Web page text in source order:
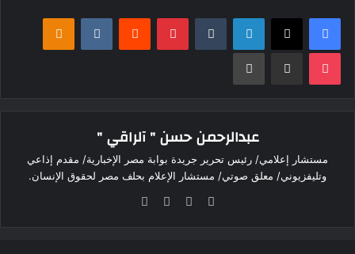
فيسبوك ‫X لينكدإن بينتيريست
‫Pocket مشاركة عبر البريد طباعة
عبدالرحمن حسن " آلراقي "
مستشار إعلامي/ رئيس تحرير جريدة بوابة مصر الإخبارية/ مقدم إذاعي
وتليفزيوني/ معلق صوتي/ مستشار الإعلام بحلف مصر لحقوق الإنسان.
موقع
فيسبوك
‫X